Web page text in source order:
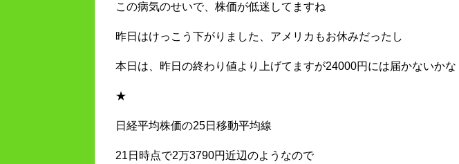
この病気のせいで、株価が低迷してますね
昨日はけっこう下がりました、アメリカもお休みだったし
本日は、昨日の終わり値より上げてますが24000円には届かないかな
★
日経平均株価の25日移動平均線
21日時点で2万3790円近辺のようなので